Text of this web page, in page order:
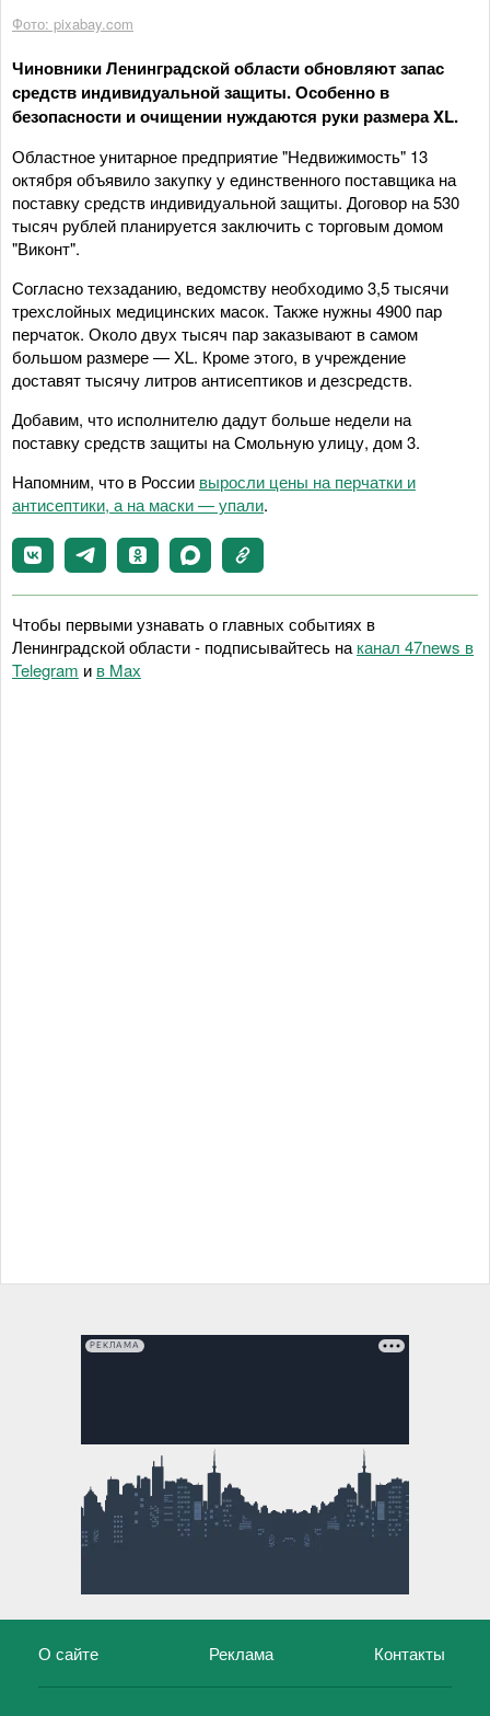
Фото: pixabay.com
Чиновники Ленинградской области обновляют запас
средств индивидуальной защиты. Особенно в
безопасности и очищении нуждаются руки размера XL.
Областное унитарное предприятие "Недвижимость" 13
октября объявило закупку у единственного поставщика на
поставку средств индивидуальной защиты. Договор на 530
тысяч рублей планируется заключить с торговым домом
"Виконт".
Согласно техзаданию, ведомству необходимо 3,5 тысячи
трехслойных медицинских масок. Также нужны 4900 пар
перчаток. Около двух тысяч пар заказывают в самом
большом размере — XL. Кроме этого, в учреждение
доставят тысячу литров антисептиков и дезсредств.
Добавим, что исполнителю дадут больше недели на
поставку средств защиты на Смольную улицу, дом 3.
Напомним, что в России выросли цены на перчатки и
антисептики, а на маски — упали.
Чтобы первыми узнавать о главных событиях в
Ленинградской области - подписывайтесь на канал 47news в
Telegram и в Maх
РЕКЛАМА
О сайте Реклама Контакты